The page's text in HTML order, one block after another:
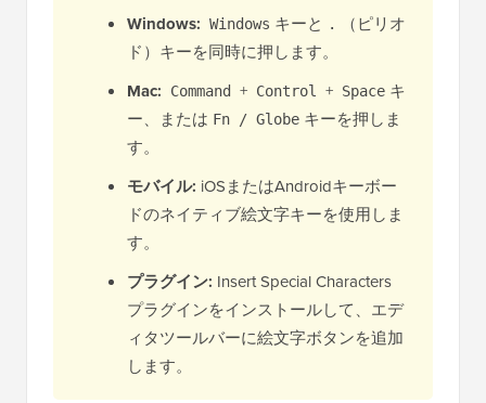
Windows: Windows キーと .
（ピリオ
ド）キーを同時に押します。
Mac:
Command + Control + Space キ
ー、または Fn / Globe キーを押しま
す。
モバイル: iOSまたはAndroidキーボー
ドのネイティブ絵文字キーを使用しま
す。
プラグイン: Insert Special Characters
プラグインをインストールして、エデ
ィタツールバーに絵文字ボタンを追加
します。